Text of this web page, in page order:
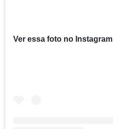
Ver essa foto no Instagram